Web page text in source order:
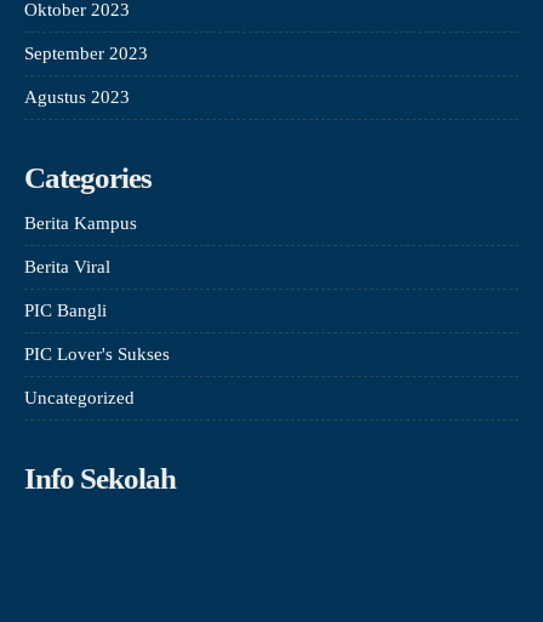
Oktober 2023
September 2023
Agustus 2023
Categories
Berita Kampus
Berita Viral
PIC Bangli
PIC Lover's Sukses
Uncategorized
Info Sekolah